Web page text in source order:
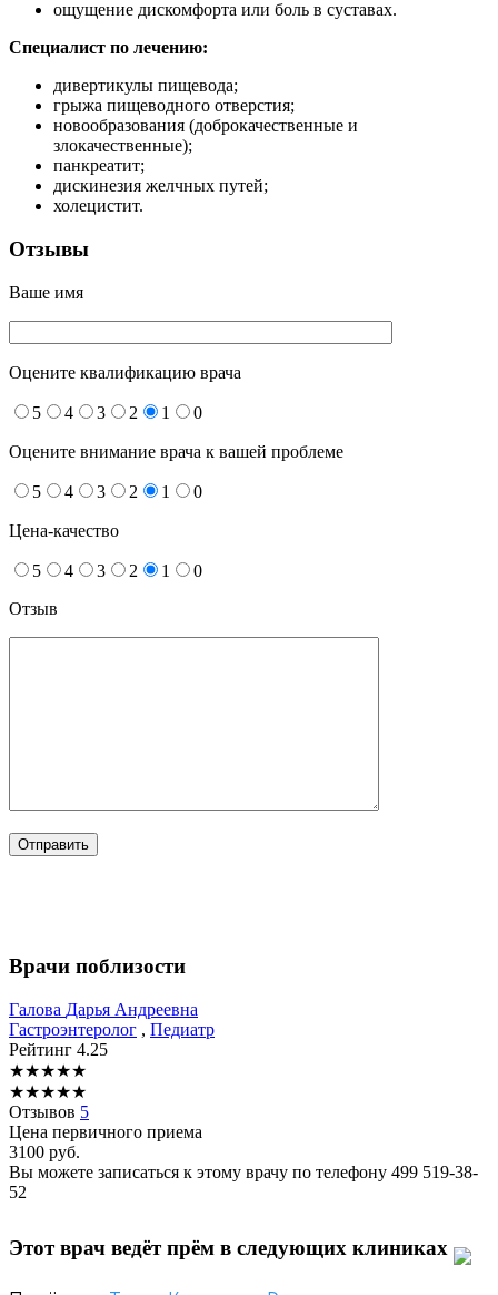
ощущение дискомфорта или боль в суставах.
Специалист по лечению:
дивертикулы пищевода;
грыжа пищеводного отверстия;
новообразования (доброкачественные и
злокачественные);
панкреатит;
дискинезия желчных путей;
холецистит.
Отзывы
Ваше имя
Оцените квалификацию врача
5 4 3 2 1 0
Оцените внимание врача к вашей проблеме
5 4 3 2 1 0
Цена-качество
5 4 3 2 1
0
Отзыв
Врачи поблизости
Галова Дарья Андреевна
Гастроэнтеролог , Педиатр
Рейтинг 4.25
★★★★★
★★★★★
Отзывов 5
Цена первичного приема
3100 руб.
Вы можете записаться к этому врачу по телефону 499 519-38-
52
Этот врач ведёт прём в следующих клиниках